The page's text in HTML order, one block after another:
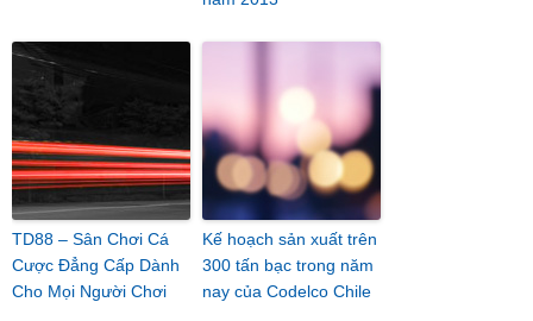
TD88 – Sân Chơi Cá
Cược Đẳng Cấp Dành
Cho Mọi Người Chơi
Kế hoạch sản xuất trên
300 tấn bạc trong năm
nay của Codelco Chile